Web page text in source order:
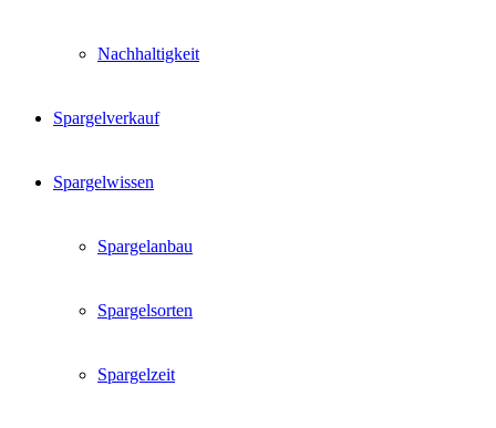
Nachhaltigkeit
Spargelverkauf
Spargelwissen
Spargelanbau
Spargelsorten
Spargelzeit